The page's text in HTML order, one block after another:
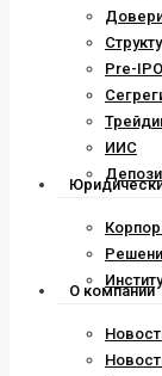
Pre-IPO
ИИС
О компании